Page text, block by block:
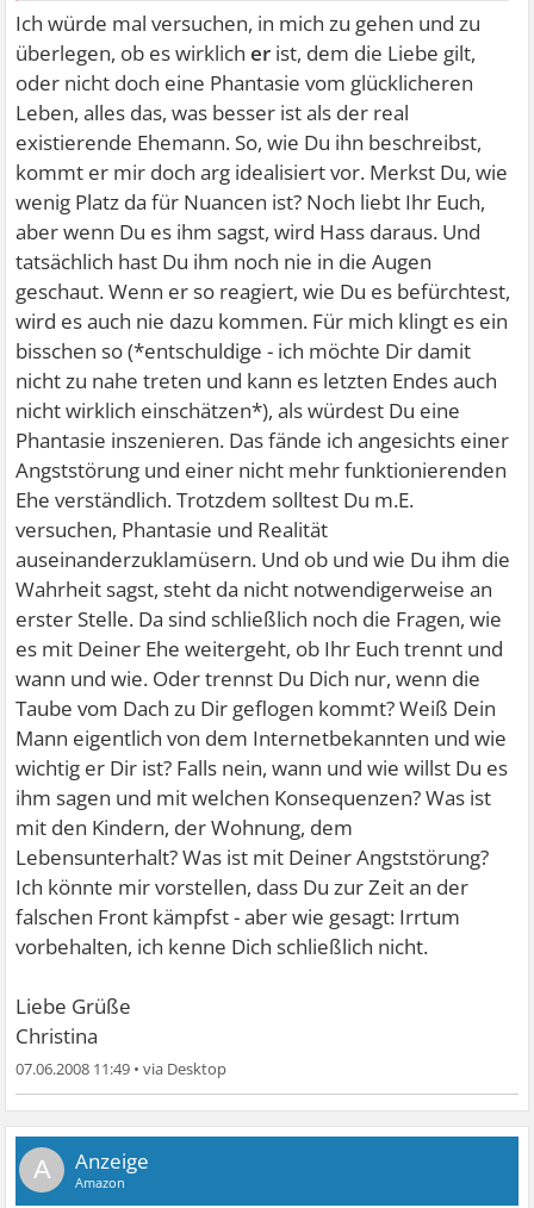
er mich dann hassen wird. Doch ich kann ich möchte ihn
nicht verlieren denn er ist einzigartig er ist etwas
besonderers ......
So jemanden gibt es kein zweites mal
Bitte gebt mir einen Rat soll ich offen mit ihm reden und
darauf hoffen, dass er es verstehen und vielleicht mich
schon so dolle in seinem Herzen hat das er mir das
berzeihen kann ??
Ich würde mal versuchen, in mich zu gehen und zu
überlegen, ob es wirklicher ist, dem die Liebe gilt,
oder nicht doch eine Phantasie vom glücklicheren
Leben, alles das, was besser ist als der real
existierende Ehemann. So, wie Du ihn beschreibst,
kommt er mir doch arg idealisiert vor. Merkst Du, wie
wenig Platz da für Nuancen ist? Noch liebt Ihr Euch,
aber wenn Du es ihm sagst, wird Hass daraus. Und
tatsächlich hast Du ihm noch nie in die Augen
geschaut. Wenn er so reagiert, wie Du es befürchtest,
wird es auch nie dazu kommen. Für mich klingt es ein
bisschen so (*entschuldige - ich möchte Dir damit
nicht zu nahe treten und kann es letzten Endes auch
nicht wirklich einschätzen*), als würdest Du eine
Phantasie inszenieren. Das fände ich angesichts einer
Angststörung und einer nicht mehr funktionierenden
Ehe verständlich. Trotzdem solltest Du m.E.
versuchen, Phantasie und Realität
auseinanderzuklamüsern. Und ob und wie Du ihm die
Wahrheit sagst, steht da nicht notwendigerweise an
erster Stelle. Da sind schließlich noch die Fragen, wie
es mit Deiner Ehe weitergeht, ob Ihr Euch trennt und
wann und wie. Oder trennst Du Dich nur, wenn die
Taube vom Dach zu Dir geflogen kommt? Weiß Dein
Mann eigentlich von dem Internetbekannten und wie
wichtig er Dir ist? Falls nein, wann und wie willst Du es
ihm sagen und mit welchen Konsequenzen? Was ist
mit den Kindern, der Wohnung, dem
Lebensunterhalt? Was ist mit Deiner Angststörung?
Ich könnte mir vorstellen, dass Du zur Zeit an der
falschen Front kämpfst - aber wie gesagt: Irrtum
vorbehalten, ich kenne Dich schließlich nicht.
Liebe Grüße
Christina
07.06.2008 11:49 •
A